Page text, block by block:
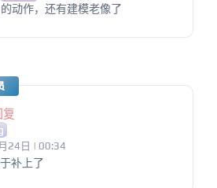
的动作，还有建模老像了
复
24日 | 00:34
补上了